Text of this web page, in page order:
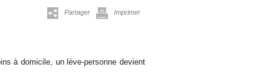
Partager Imprimer
à domicile, un lève-personne devient